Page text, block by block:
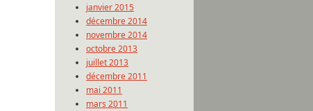
janvier 2015
décembre 2014
novembre 2014
octobre 2013
juillet 2013
décembre 2011
mai 2011
mars 2011